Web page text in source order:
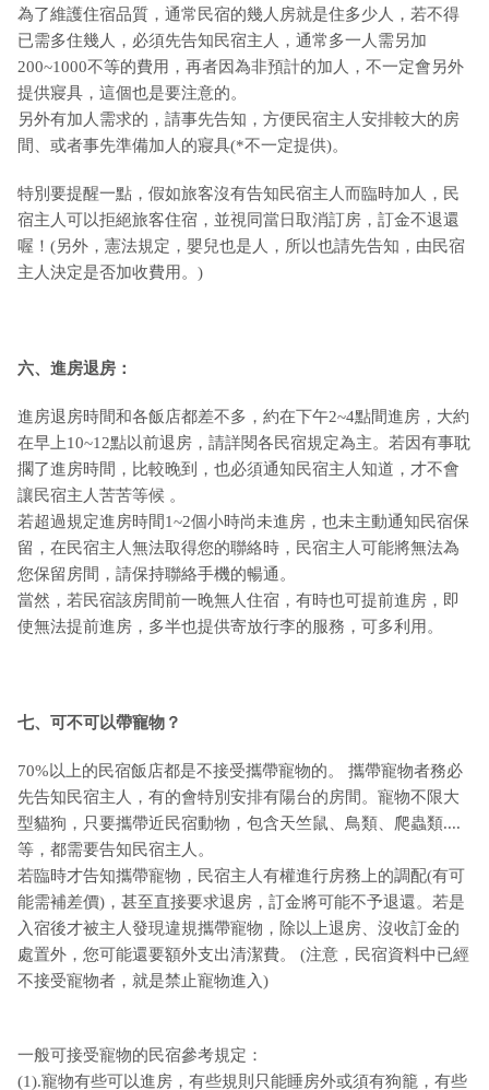
為了維護住宿品質，通常民宿的幾人房就是住多少人，若不得
已需多住幾人，必須先告知民宿主人，通常多一人需另加
200~1000不等的費用，再者因為非預計的加人，不一定會另外
提供寢具，這個也是要注意的。
另外有加人需求的，請事先告知，方便民宿主人安排較大的房
間、或者事先準備加人的寢具(*不一定提供)。
特別要提醒一點，假如旅客沒有告知民宿主人而臨時加人，民
宿主人可以拒絕旅客住宿，並視同當日取消訂房，訂金不退還
喔！(另外，憲法規定，嬰兒也是人，所以也請先告知，由民宿
主人決定是否加收費用。)
六、進房退房：
進房退房時間和各飯店都差不多，約在下午2~4點間進房，大約
在早上10~12點以前退房，請詳閱各民宿規定為主。若因有事耽
擱了進房時間，比較晚到，也必須通知民宿主人知道，才不會
讓民宿主人苦苦等候 。
若超過規定進房時間1~2個小時尚未進房，也未主動通知民宿保
留，在民宿主人無法取得您的聯絡時，民宿主人可能將無法為
您保留房間，請保持聯絡手機的暢通。
當然，若民宿該房間前一晚無人住宿，有時也可提前進房，即
使無法提前進房，多半也提供寄放行李的服務，可多利用。
七、可不可以帶寵物？
70%以上的民宿飯店都是不接受攜帶寵物的。 攜帶寵物者務必
先告知民宿主人，有的會特別安排有陽台的房間。寵物不限大
型貓狗，只要攜帶近民宿動物，包含天竺鼠、鳥類、爬蟲類....
等，都需要告知民宿主人。
若臨時才告知攜帶寵物，民宿主人有權進行房務上的調配(有可
能需補差價)，甚至直接要求退房，訂金將可能不予退還。若是
入宿後才被主人發現違規攜帶寵物，除以上退房、沒收訂金的
處置外，您可能還要額外支出清潔費。 (注意，民宿資料中已經
不接受寵物者，就是禁止寵物進入)
一般可接受寵物的民宿參考規定：
(1).寵物有些可以進房，有些規則只能睡房外或須有狗籠，有些